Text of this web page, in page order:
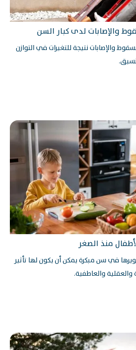
والإصابات لدى كبار السن
والإصابات نتيجة للتغيرات في التوازن
منذ الصغر
في سن مبكرة يمكن أن يكون لها تأثير
والعاطفية.